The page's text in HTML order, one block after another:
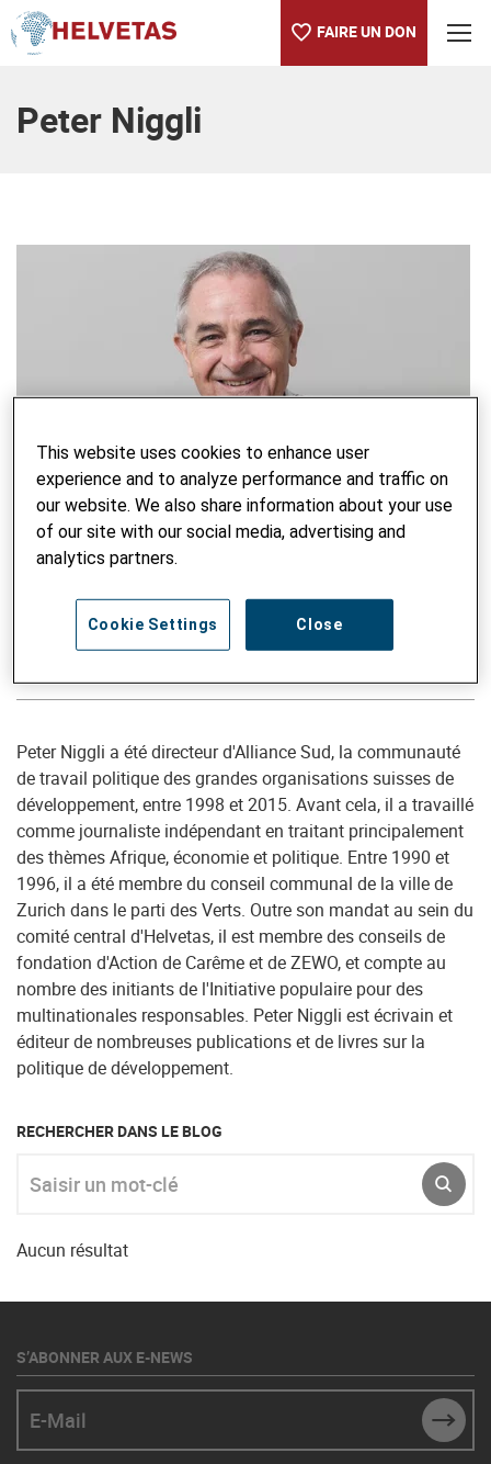
FAIRE UN DON
Peter Niggli
Vice-président
Peter Niggli
Fait partie du comité depuis 2015
Peter Niggli a été directeur d'Alliance Sud, la communauté
de travail politique des grandes organisations suisses de
développement, entre 1998 et 2015. Avant cela, il a travaillé
comme journaliste indépendant en traitant principalement
des thèmes Afrique, économie et politique. Entre 1990 et
1996, il a été membre du conseil communal de la ville de
Zurich dans le parti des Verts. Outre son mandat au sein du
comité central d'Helvetas, il est membre des conseils de
fondation d'Action de Carême et de ZEWO, et compte au
nombre des initiants de l'Initiative populaire pour des
multinationales responsables. Peter Niggli est écrivain et
éditeur de nombreuses publications et de livres sur la
politique de développement.
RECHERCHER DANS LE BLOG
Aucun résultat
S’ABONNER AUX E-NEWS
This website uses cookies to enhance user
experience and to analyze performance and traffic on
our website. We also share information about your use
of our site with our social media, advertising and
analytics partners.
Close
Cookie Settings